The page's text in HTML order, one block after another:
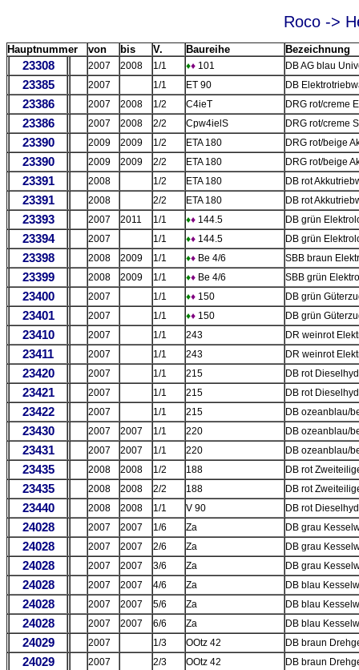
Roco ->
Hauptnummer von bis V. Baureihe Bezeichnung
23308 2007 2008 1/1 ♦♦ 101 DB AG blau
23385 2007 1/1 ET 90 DB
23386 2007 2008 1/2 C4ieT DRG rot/creme
23386 2007 2008 2/2 Cpw4ielS DRG rot/creme
23390 2009 2009 1/2 ETA 180 DRG rot/beige
23390 2009 2009 2/2 ETA 180 DRG rot/beige
23391 2008 1/2 ETA 180 DB rot
23391 2008 2/2 ETA 180 DB rot
23393 2007 2011 1/1 ♦♦ 144.5 DB grün
23394 2007 1/1 ♦♦ 144.5 DB grün
23398 2008 2009 1/1 ♦♦ Be 4/6 SBB braun
23399 2008 2009 1/1 ♦♦ Be 4/6 SBB grün
23400 2007 1/1 ♦♦ 150 DB grün
23401 2007 1/1 ♦♦ 150 DB grün
23410 2007 1/1 243 DR weinrot
23411 2007 1/1 243 DR weinrot
23420 2007 1/1 215 DB rot
23421 2007 1/1 215 DB rot
23422 2007 1/1 215 DB ozeanblau/
23430 2007 2007 1/1 220 DB ozeanblau/
23431 2007 2007 1/1 220 DB ozeanblau/
23435 2008 2008 1/2 188 DB rot
23435 2008 2008 2/2 188 DB rot
23440 2008 2008 1/1 V 90 DB rot
24028 2007 2007 1/6 Za DB grau
24028 2007 2007 2/6 Za DB grau
24028 2007 2007 3/6 Za DB grau
24028 2007 2007 4/6 Za DB blau
24028 2007 2007 5/6 Za DB blau
24028 2007 2007 6/6 Za DB blau
24029 2007 1/3 OOtz 42 DB braun
24029 2007 2/3 OOtz 42 DB braun